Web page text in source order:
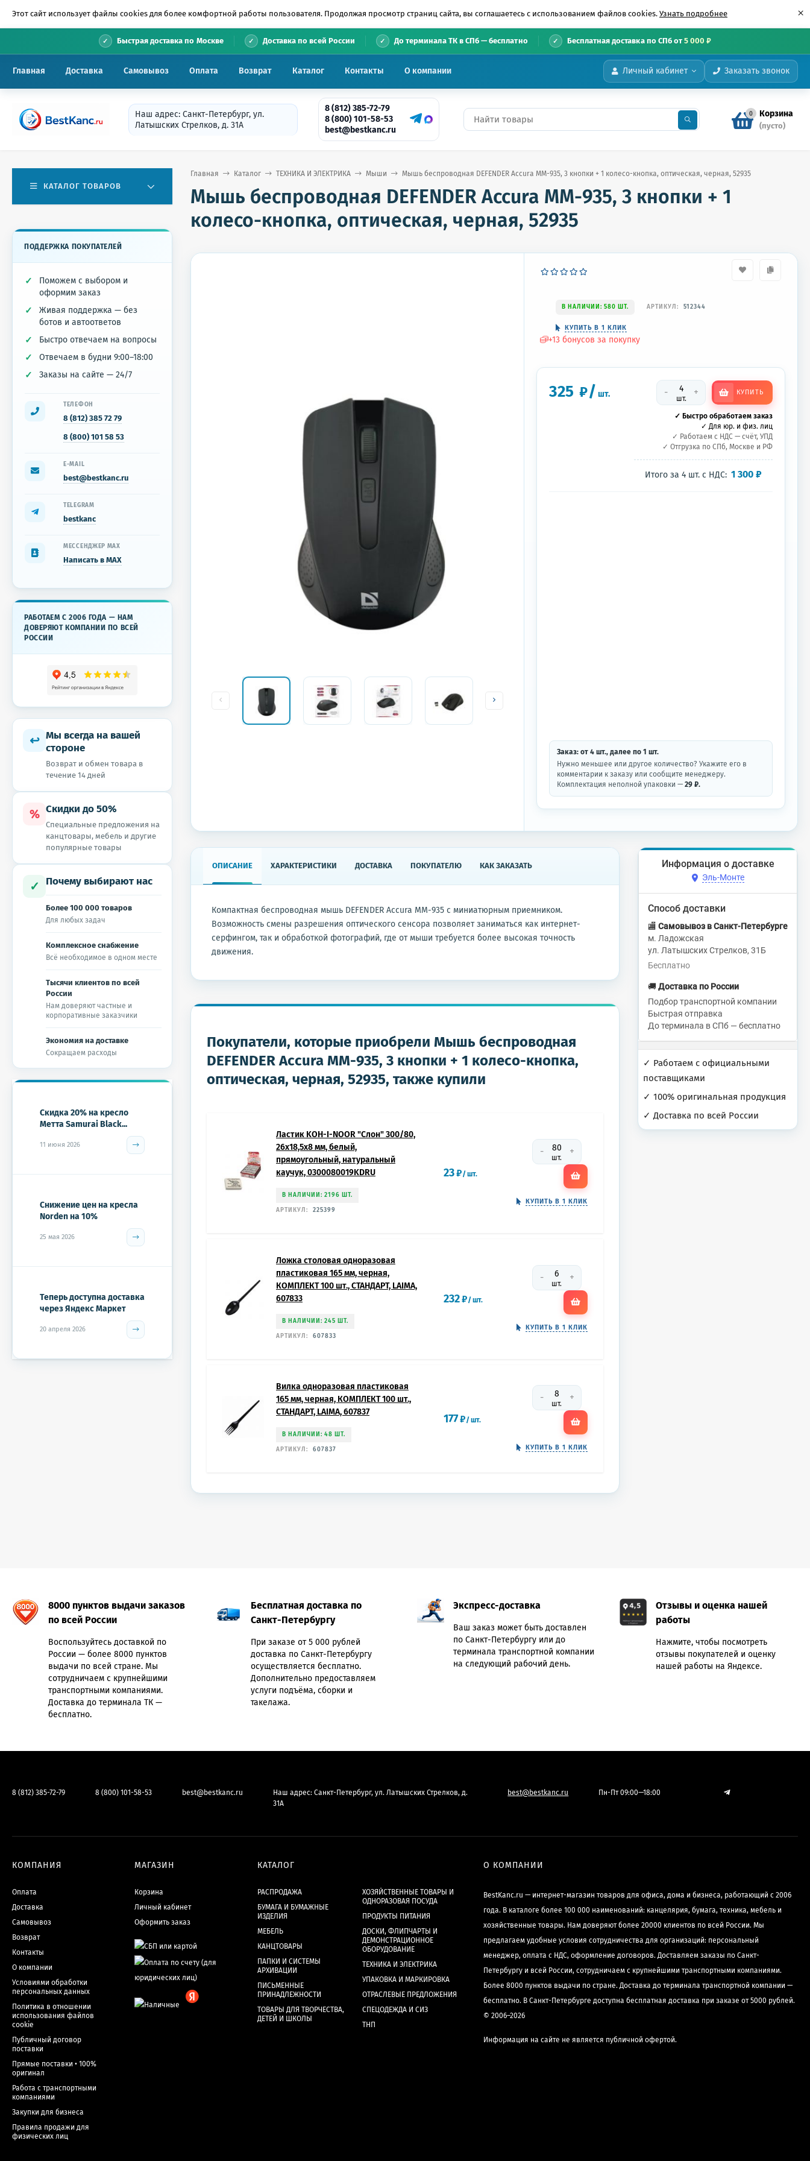
Этот сайт использует файлы cookies для более комфортной работы пользователя. Продолжая просмотр страниц сайта, вы соглашаетесь с использованием файлов cookies. Узнать подробнее ×
Быстрая доставка по Москве Доставка по всей России До терминала ТК в СПб — бесплатно Бесплатная доставка по СПб от5 000 ₽
Личный кабинет Заказать звонок
Главная Доставка Самовывоз Оплата Возврат Каталог Контакты О компании
Наш адрес: Санкт-Петербург, ул.
Латышских Стрелков, д. 31А
8 (812) 385-72-79
8 (800) 101-58-53
best@bestkanc.ru
0 Корзина
(пусто)
Главная Каталог ТЕХНИКА И ЭЛЕКТРИКА Мыши Мышь беспроводная DEFENDER Accura MM-935, 3 кнопки + 1 колесо-кнопка, оптическая, черная, 52935
Мышь беспроводная DEFENDER Accura MM-935, 3 кнопки + 1
колесо-кнопка, оптическая, черная, 52935
В НАЛИЧИИ: 580 ШТ. АРТИКУЛ: 512344
КУПИТЬ В 1 КЛИК
+13 бонусов за покупку
325 ₽/ шт. -
шт.
+ КУПИТЬ
✓ Быстро обработаем заказ
✓ Для юр. и физ. лиц
✓ Работаем с НДС — счёт, УПД
✓ Отгрузка по СПб, Москве и РФ
Итого за4 шт. с НДС: 1 300₽
Заказ: от4 шт., далее по1 шт.
Нужно меньшее или другое количество? Укажите его в
комментарии к заказу или сообщите менеджеру.
Комплектация неполной упаковки —29 ₽.
ОПИСАНИЕ ХАРАКТЕРИСТИКИ ДОСТАВКА ПОКУПАТЕЛЮ КАК ЗАКАЗАТЬ
Компактная беспроводная мышь DEFENDER Accura MM-935 с миниатюрным приемником.
Возможность смены разрешения оптического сенсора позволяет заниматься как интернет-
серфингом, так и обработкой фотографий, где от мыши требуется более высокая точность
движения.
Покупатели, которые приобрели Мышь беспроводная
DEFENDER Accura MM-935, 3 кнопки + 1 колесо-кнопка,
оптическая, черная, 52935, также купили
Ластик KOH-I-NOOR "Слон" 300/80,
26x18,5x8 мм, белый,
прямоугольный, натуральный
каучук, 0300080019KDRU
В НАЛИЧИИ: 2196 ШТ.
АРТИКУЛ: 225399
23₽/шт.
-
шт.
+
КУПИТЬ В 1 КЛИК
Ложка столовая одноразовая
пластиковая 165 мм, черная,
КОМПЛЕКТ 100 шт., СТАНДАРТ, LAIMA,
607833
В НАЛИЧИИ: 245 ШТ.
АРТИКУЛ: 607833
232₽/шт.
-
шт.
+
КУПИТЬ В 1 КЛИК
Вилка одноразовая пластиковая
165 мм, черная, КОМПЛЕКТ 100 шт.,
СТАНДАРТ, LAIMA, 607837
В НАЛИЧИИ: 48 ШТ.
АРТИКУЛ: 607837
177₽/шт.
-
шт.
+
КУПИТЬ В 1 КЛИК
Информация о доставке
Эль-Монте
Способ доставки
🏬 Самовывоз в Санкт-Петербурге
м. Ладожская
ул. Латышских Стрелков, 31Б
Бесплатно
🚚 Доставка по России
Подбор транспортной компании
Быстрая отправка
До терминала в СПб — бесплатно
✓ Работаем с официальными
поставщиками
✓ 100% оригинальная продукция
✓ Доставка по всей России
КАТАЛОГ ТОВАРОВ
ПОДДЕРЖКА ПОКУПАТЕЛЕЙ
Поможем с выбором и
оформим заказ
Живая поддержка — без
ботов и автоответов
Быстро отвечаем на вопросы
Отвечаем в будни 9:00–18:00
Заказы на сайте — 24/7
ТЕЛЕФОН
8 (812) 385 72 79
8 (800) 101 58 53
E-MAIL
best@bestkanc.ru
TELEGRAM
bestkanc
МЕССЕНДЖЕР MAX
Написать в MAX
РАБОТАЕМ С 2006 ГОДА — НАМ
ДОВЕРЯЮТ КОМПАНИИ ПО ВСЕЙ
РОССИИ
↩ Мы всегда на вашей
стороне
Возврат и обмен товара в
течение 14 дней
% Скидки до 50%
Специальные предложения на
канцтовары, мебель и другие
популярные товары
✓ Почему выбирают нас
Более 100 000 товаров
Для любых задач
Комплексное снабжение
Всё необходимое в одном месте
Тысячи клиентов по всей
России
Нам доверяют частные и
корпоративные заказчики
Экономия на доставке
Сокращаем расходы
Скидка 20% на кресло
Метта Samurai Black...
11 июня 2026
Снижение цен на кресла
Norden на 10%
25 мая 2026
Теперь доступна доставка
через Яндекс Маркет
20 апреля 2026
8000 пунктов выдачи заказов
по всей России
Воспользуйтесь доставкой по
России — более 8000 пунктов
выдачи по всей стране. Мы
сотрудничаем с крупнейшими
транспортными компаниями.
Доставка до терминала ТК —
бесплатно.
Бесплатная доставка по
Санкт-Петербургу
При заказе от 5 000 рублей
доставка по Санкт-Петербургу
осуществляется бесплатно.
Дополнительно предоставляем
услуги подъёма, сборки и
такелажа.
Экспресс-доставка
Ваш заказ может быть доставлен
по Санкт-Петербургу или до
терминала транспортной компании
на следующий рабочий день.
Отзывы и оценка нашей
работы
Нажмите, чтобы посмотреть
отзывы покупателей и оценку
нашей работы на Яндексе.
8 (812) 385-72-79 8 (800) 101-58-53 best@bestkanc.ru
Наш адрес: Санкт-Петербург, ул. Латышских Стрелков, д.
31А
best@bestkanc.ru Пн-Пт 09:00—18:00
КОМПАНИЯ
Оплата
Доставка
Самовывоз
Возврат
Контакты
О компании
Условиями обработки
персональных данных
Политика в отношении
использования файлов
cookie
Публичный договор
поставки
Прямые поставки • 100%
оригинал
Работа с транспортными
компаниями
Закупки для бизнеса
Правила продажи для
физических лиц
МАГАЗИН
Корзина
Личный кабинет
Оформить заказ
КАТАЛОГ
РАСПРОДАЖА
БУМАГА И БУМАЖНЫЕ
ИЗДЕЛИЯ
МЕБЕЛЬ
КАНЦТОВАРЫ
ПАПКИ И СИСТЕМЫ
АРХИВАЦИИ
ПИСЬМЕННЫЕ
ПРИНАДЛЕЖНОСТИ
ТОВАРЫ ДЛЯ ТВОРЧЕСТВА,
ДЕТЕЙ И ШКОЛЫ
ХОЗЯЙСТВЕННЫЕ ТОВАРЫ И
ОДНОРАЗОВАЯ ПОСУДА
ПРОДУКТЫ ПИТАНИЯ
ДОСКИ, ФЛИПЧАРТЫ И
ДЕМОНСТРАЦИОННОЕ
ОБОРУДОВАНИЕ
ТЕХНИКА И ЭЛЕКТРИКА
УПАКОВКА И МАРКИРОВКА
ОТРАСЛЕВЫЕ ПРЕДЛОЖЕНИЯ
СПЕЦОДЕЖДА И СИЗ
ТНП
О КОМПАНИИ
BestKanc.ru — интернет-магазин товаров для офиса, дома и бизнеса, работающий с 2006
года. В каталоге более 100 000 наименований: канцелярия, бумага, техника, мебель и
хозяйственные товары. Нам доверяют более 20000 клиентов по всей России. Мы
предлагаем удобные условия сотрудничества для организаций: персональный
менеджер, оплата с НДС, оформление договоров. Доставляем заказы по Санкт-
Петербургу и всей России, сотрудничаем с крупнейшими транспортными компаниями.
Более 8000 пунктов выдачи по стране. Доставка до терминала транспортной компании —
бесплатно. В Санкт-Петербурге доступна бесплатная доставка при заказе от 5000 рублей.
© 2006–2026
Информация на сайте не является публичной офертой.